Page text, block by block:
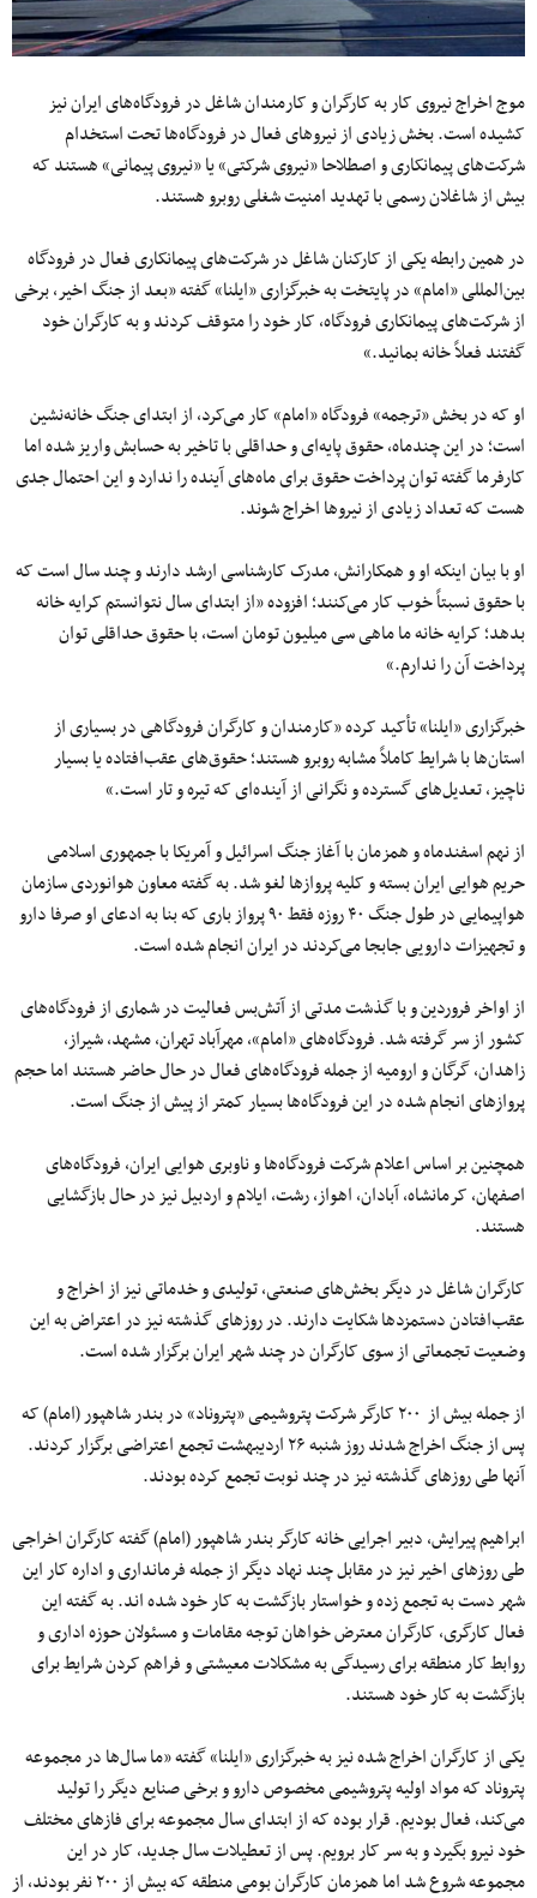
موج اخراج نیروی کار به کارگران و کارمندان شاغل در فرودگاه‌های ایران نیز
کشیده است. بخش زیادی از نیروهای فعال در فرودگاه‌‌ها تحت استخدام
شرکت‌های پیمانکاری و اصطلاحا «نیروی شرکتی» یا «نیروی پیمانی» هستند که
بیش از شاغلان رسمی با تهدید امنیت شغلی روبرو هستند.
در همین رابطه یکی از کارکنان شاغل در شرکت‌های پیمانکاری فعال در فرودگاه
بین‌المللی «امام» در پایتخت به خبرگزاری «ایلنا» گفته‌ «بعد از جنگ اخیر، برخی
از شرکت‌های پیمانکاری فرودگاه، کار خود را متوقف کردند و به کارگران خود
گفتند فعلاً خانه بمانید.»
او که در بخش «ترجمه» فرودگاه «امام» کار می‌کرد، از ابتدای جنگ خانه‌نشین
است؛ در این چندماه، حقوق پایه‌ای و حداقلی با تاخیر به حسابش واریز شده اما
کارفرما گفته توان پرداخت حقوق برای ماه‌های آینده را ندارد و این احتمال جدی
هست که تعداد زیادی از نیروها اخراج شوند.
او با بیان اینکه او و همکارانش، مدرک کارشناسی ارشد دارند و چند سال است که
با حقوق نسبتاً خوب کار می‌کنند؛ افزوده «از ابتدای سال نتوانستم کرایه خانه
بدهد؛ کرایه خانه ما ماهی سی میلیون تومان است، با حقوق حداقلی توان
پرداخت آن را ندارم.»
خبرگزاری «ایلنا» تأکید کرده «کارمندان و کارگران فرودگاهی در بسیاری از
استان‌ها با شرایط کاملاً مشابه روبرو هستند؛ حقوق‌های عقب‌افتاده یا بسیار
ناچیز، تعدیل‌های گسترده و نگرانی از آینده‌ای که تیره و تار است.»
از نهم اسفندماه و همزمان با آغاز جنگ اسرائیل و آمریکا با جمهوری اسلامی
حریم هوایی ایران بسته و کلیه پروازها لغو شد. به گفته معاون هوانوردی سازمان
هواپیمایی در طول جنگ ۴۰ روزه فقط ۹۰ پرواز باری که بنا به ادعای او صرفا دارو
و تجهیزات دارویی جابجا می‌کردند در ایران انجام شده است.
از اواخر فروردین و با گذشت مدتی از آتش‌بس فعالیت در شماری از فرودگاه‌های
کشور از سر گرفته شد. فرودگاه‌های «امام»، مهرآباد تهران، مشهد، شیراز،
زاهدان، گرگان و ارومیه از جمله فرودگاه‌های فعال در حال حاضر هستند اما حجم
پروازهای انجام شده در این فرودگاه‌ها بسیار کمتر از پیش از جنگ است.
همچنین بر اساس اعلام شرکت فرودگاه‌ها و ناوبری هوایی ایران، فرودگاه‌های
اصفهان، کرمانشاه، آبادان، اهواز، رشت، ایلام و اردبیل نیز در حال بازگشایی
هستند.
کارگران شاغل در دیگر بخش‌های صنعتی، تولیدی و خدماتی نیز از اخراج و
عقب‌افتادن دستمزدها شکایت دارند. در روزهای گذشته نیز در اعتراض به این
وضعیت تجمعاتی از سوی کارگران در چند شهر ایران برگزار شده است.
از جمله بیش از ۲۰۰ کارگر شرکت پتروشیمی «پتروناد» در بندر شاهپور (امام) که
پس از جنگ اخراج شدند روز شنبه ۲۶ اردیبهشت تجمع اعتراضی برگزار کردند.
آنها طی روزهای گذشته نیز در چند نوبت تجمع کرده بودند.
ابراهیم پیرایش، دبیر اجرایی خانه کارگر بندر شاهپور (امام) گفته کارگران اخراجی
طی روزهای اخیر نیز در مقابل چند نهاد دیگر از جمله فرمانداری و اداره کار این
شهر دست به تجمع زده و خواستار بازگشت به کار خود شده اند. به گفته این
فعال کارگری، کارگران معترض خواهان توجه مقامات و مسئولان حوزه اداری و
روابط کار منطقه برای رسیدگی به مشکلات معیشتی و فراهم کردن شرایط برای
بازگشت به کار خود هستند.
یکی از کارگران اخراج شده نیز به خبرگزاری «ایلنا» گفته «ما سال‌ها در مجموعه
پتروناد که مواد اولیه پتروشیمی مخصوص دارو و برخی صنایع دیگر را تولید
می‌کند، فعال بودیم. قرار بوده که از ابتدای سال مجموعه برای فازهای مختلف
خود نیرو بگیرد و به سر کار برویم. پس از تعطیلات سال جدید، کار در این
مجموعه شروع شد اما همزمان کارگران بومی منطقه که بیش از ۲۰۰ نفر بودند، از